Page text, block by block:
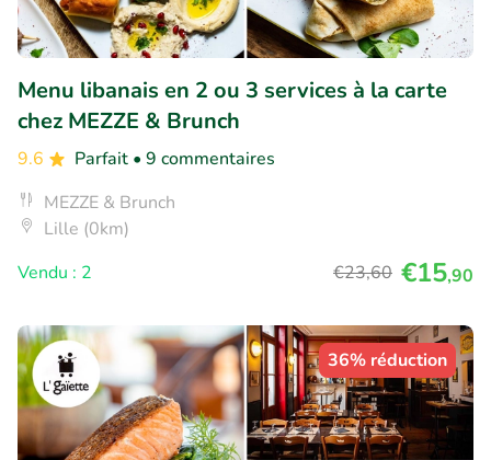
Menu libanais en 2 ou 3 services à la carte
chez MEZZE & Brunch
9.6 Parfait • 9 commentaires
MEZZE & Brunch
Lille (0km)
Vendu : 2
€23,60 €15,90
36% réduction